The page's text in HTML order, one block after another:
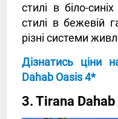
стилі в біло-
стилі в бежевій
різні системи
Дізнатись ціни
Dahab Oasis 4*
3. Tirana